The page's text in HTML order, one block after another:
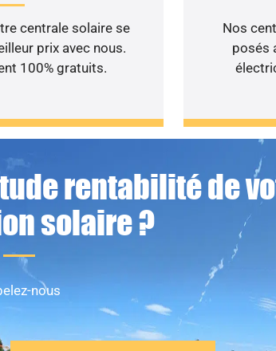
centrale solaire se
prix avec nous.
100% gratuits.
Nos
posés
rentabilité de
solaire ?
nous